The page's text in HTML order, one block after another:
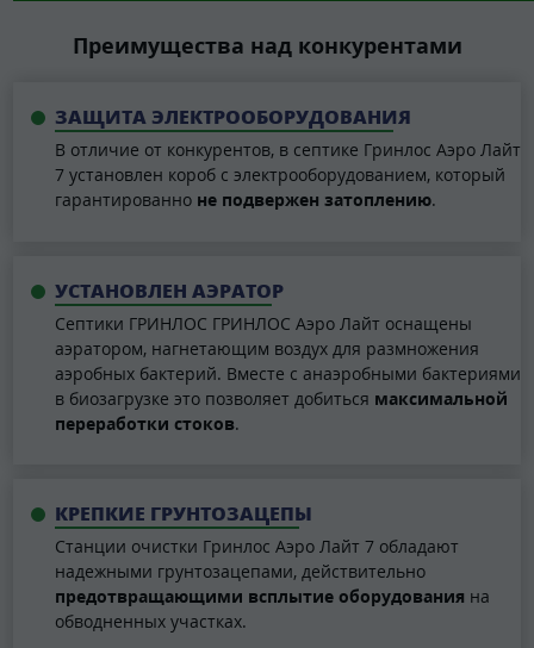
Преимущества над конкурентами
ЗАЩИТА ЭЛЕКТРООБОРУДОВАНИЯ
В отличие от конкурентов, в септике Гринлос Аэро Лайт
7 установлен короб с электрооборудованием, который
гарантированно не подвержен затоплению.
УСТАНОВЛЕН АЭРАТОР
Септики ГРИНЛОС ГРИНЛОС Аэро Лайт оснащены
аэратором, нагнетающим воздух для размножения
аэробных бактерий. Вместе с анаэробными бактериями
в биозагрузке это позволяет добиться максимальной
переработки стоков.
КРЕПКИЕ ГРУНТОЗАЦЕПЫ
Станции очистки Гринлос Аэро Лайт 7 обладают
надежными грунтозацепами, действительно
предотвращающими всплытие оборудования на
обводненных участках.